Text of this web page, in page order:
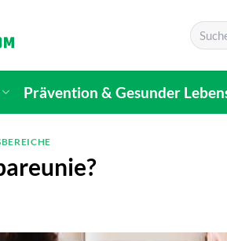
Prävention & Gesunder